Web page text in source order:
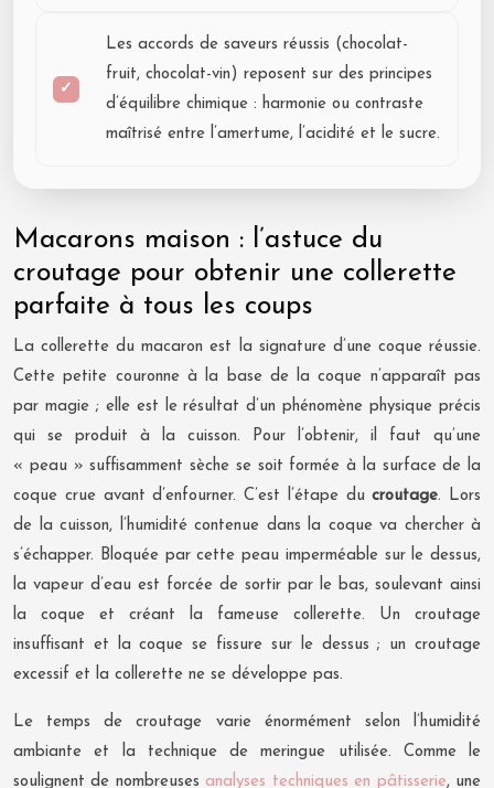
Les accords de saveurs réussis (chocolat-
fruit, chocolat-vin) reposent sur des principes
d’équilibre chimique : harmonie ou contraste
maîtrisé entre l’amertume, l’acidité et le sucre.
Macarons maison : l’astuce du
croutage pour obtenir une collerette
parfaite à tous les coups
La collerette du macaron est la signature d’une coque réussie.
Cette petite couronne à la base de la coque n’apparaît pas
par magie ; elle est le résultat d’un phénomène physique précis
qui se produit à la cuisson. Pour l’obtenir, il faut qu’une
« peau » suffisamment sèche se soit formée à la surface de la
coque crue avant d’enfourner. C’est l’étape ducroutage. Lors
de la cuisson, l’humidité contenue dans la coque va chercher à
s’échapper. Bloquée par cette peau imperméable sur le dessus,
la vapeur d’eau est forcée de sortir par le bas, soulevant ainsi
la coque et créant la fameuse collerette. Un croutage
insuffisant et la coque se fissure sur le dessus ; un croutage
excessif et la collerette ne se développe pas.
Le temps de croutage varie énormément selon l’humidité
ambiante et la technique de meringue utilisée. Comme le
soulignent de nombreusesanalyses techniques en pâtisserie, une